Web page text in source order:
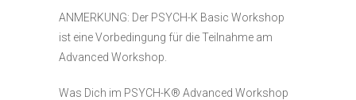
ANMERKUNG: Der PSYCH-K Basic Workshop
ist eine Vorbedingung für die Teilnahme am
Advanced Workshop.
Was Dich im PSYCH-K® Advanced Workshop